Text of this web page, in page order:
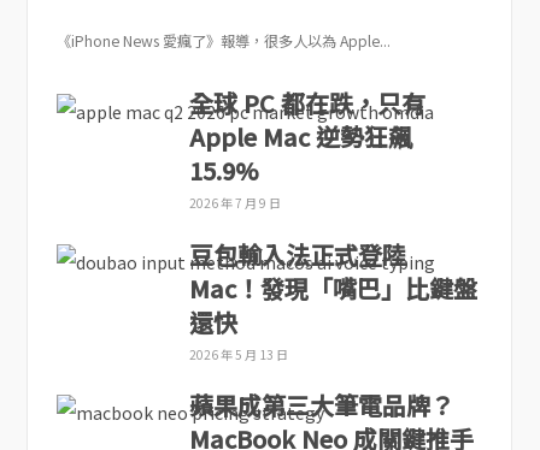
《iPhone News 愛瘋了》報導，很多人以為 Apple...
全球 PC 都在跌，只有
Apple Mac 逆勢狂飆
15.9%
2026 年 7 月 9 日
豆包輸入法正式登陸
Mac！發現「嘴巴」比鍵盤
還快
2026 年 5 月 13 日
蘋果成第三大筆電品牌？
MacBook Neo 成關鍵推手